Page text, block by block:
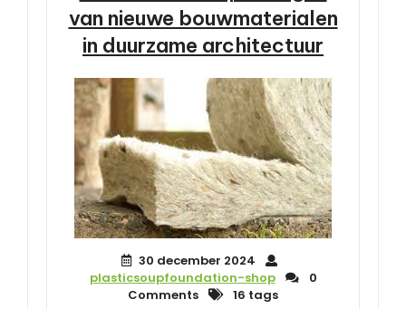
van nieuwe bouwmaterialen
in duurzame architectuur
30 december 2024
plasticsoupfoundation-shop
0
Comments
16 tags